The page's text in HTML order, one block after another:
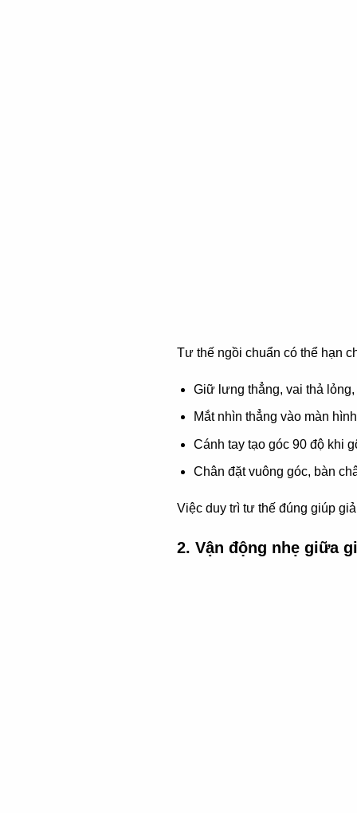
Tư thế ngồi chuẩn có thể hạn
Giữ lưng thẳng, vai thả
Mắt nhìn thẳng vào màn
Cánh tay tạo góc 90 độ khi
Chân đặt vuông góc, bàn
Việc duy trì tư thế đúng giúp
2. Vận động nhẹ giữa